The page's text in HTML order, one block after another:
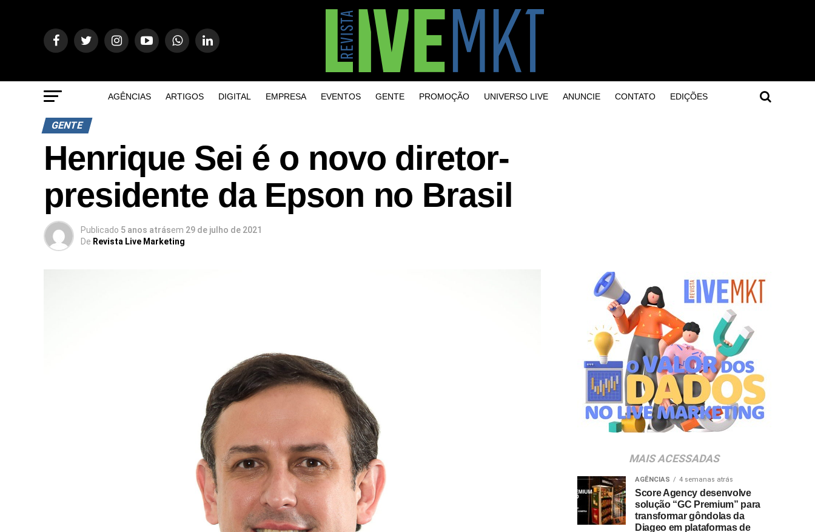
AGÊNCIAS ARTIGOS DIGITAL EMPRESA EVENTOS GENTE PROMOÇÃO UNIVERSO LIVE ANUNCIE CONTATO EDIÇÕES
GENTE
Henrique Sei é o novo diretor-
presidente da Epson no Brasil
Publicado 5 anos atrásem 29 de julho de 2021
De Revista Live Marketing
MAIS ACESSADAS
AGÊNCIAS 4 semanas atrás
Score Agency desenvolve
solução “GC Premium” para
transformar gôndolas da
Diageo em plataformas de